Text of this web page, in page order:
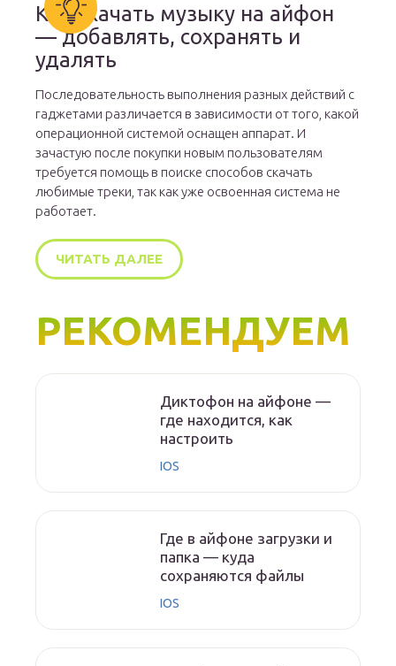
Как скачать музыку на айфон
— добавлять, сохранять и
удалять
Последовательность выполнения разных действий с
гаджетами различается в зависимости от того, какой
операционной системой оснащен аппарат. И
зачастую после покупки новым пользователям
требуется помощь в поиске способов скачать
любимые треки, так как уже освоенная система не
работает.
ЧИТАТЬ ДАЛЕЕ
РЕКОМЕНДУЕМ
Диктофон на айфоне —
где находится, как
настроить
IOS
Где в айфоне загрузки и
папка — куда
сохраняются файлы
IOS